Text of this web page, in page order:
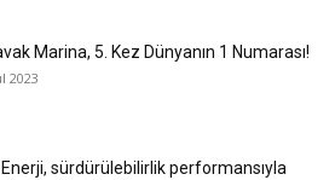
Marina, 5. Kez Dünyanın 1 Numarası!
2023
sürdürülebilirlik performansıyla